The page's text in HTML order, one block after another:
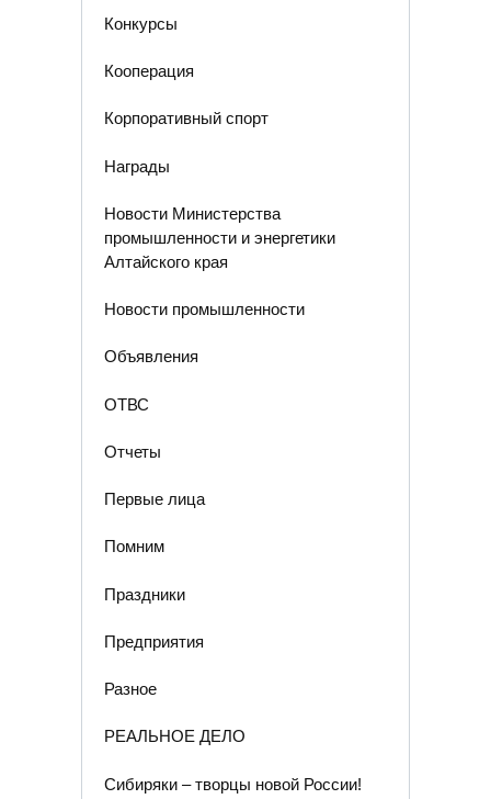
Конкурсы
Кооперация
Корпоративный спорт
Награды
Новости Министерства
промышленности и энергетики
Алтайского края
Новости промышленности
Объявления
ОТВС
Отчеты
Первые лица
Помним
Праздники
Предприятия
Разное
РЕАЛЬНОЕ ДЕЛО
Сибиряки – творцы новой России!